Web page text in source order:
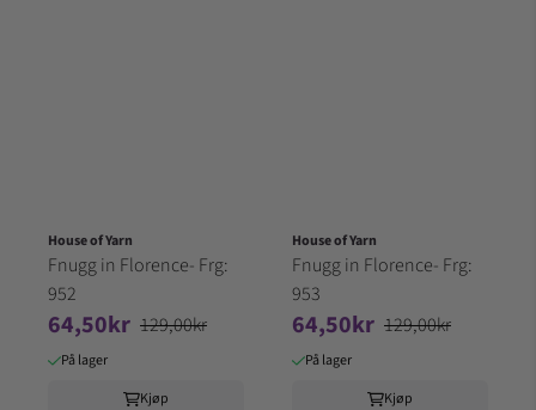
House of Yarn
Fnugg in Florence- Frg:
952
64,50kr 129,00kr
På lager
Kjøp
House of Yarn
Fnugg in Florence- Frg:
953
64,50kr 129,00kr
På lager
Kjøp